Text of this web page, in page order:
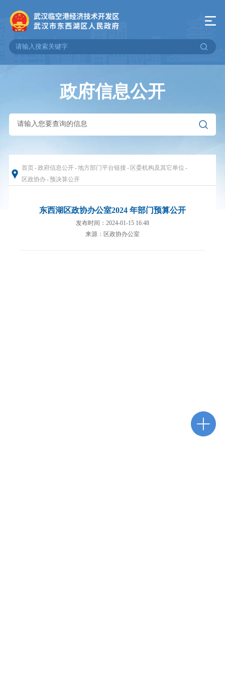
政府信息公开
首页-政府信息公开-地方部门平台链接- 区委机构及其它单位 -
区政协办-预决算公开
东西湖区政协办公室2024 年部门预算公开
发布时间：2024-01-15 16:48
来源：区政协办公室